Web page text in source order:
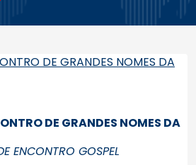
DE GRANDES NOMES DA
ENCONTRO GOSPEL